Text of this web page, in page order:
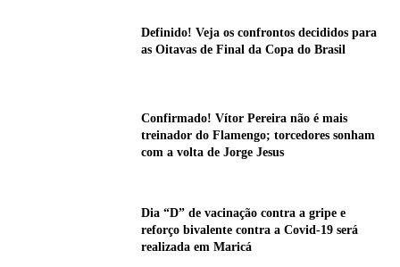
Definido! Veja os confrontos decididos para
as Oitavas de Final da Copa do Brasil
Confirmado! Vítor Pereira não é mais
treinador do Flamengo; torcedores sonham
com a volta de Jorge Jesus
Dia “D” de vacinação contra a gripe e
reforço bivalente contra a Covid-19 será
realizada em Maricá